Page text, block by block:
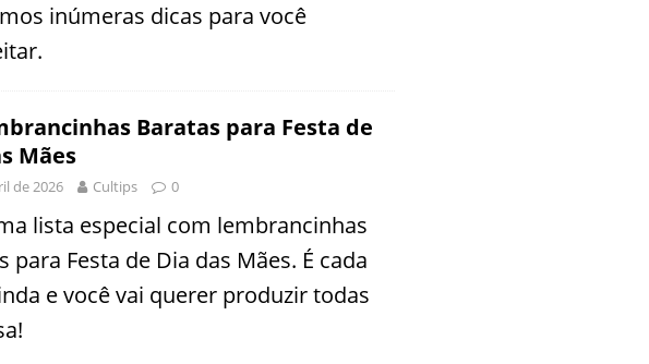
inúmeras dicas para você
Baratas para Festa de
Mães
de 2026 Cultips 0
lista especial com lembrancinhas
para Festa de Dia das Mães. É cada
e você vai querer produzir todas